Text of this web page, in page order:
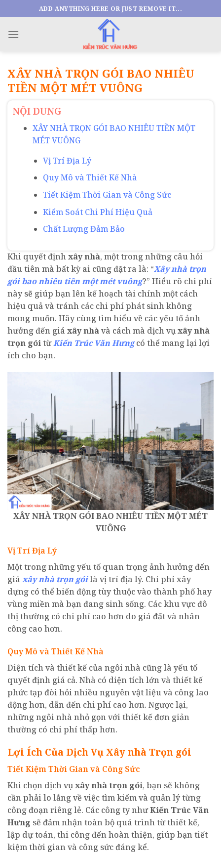
to
content
ADD ANYTHING HERE OR JUST REMOVE IT...
XÂY NHÀ TRỌN GÓI BAO NHIÊU
TIỀN MỘT MÉT VUÔNG
NỘI DUNG
XÂY NHÀ TRỌN GÓI BAO NHIÊU TIỀN MỘT
MÉT VUÔNG
Vị Trí Địa Lý
Quy Mô và Thiết Kế Nhà
Tiết Kiệm Thời Gian và Công Sức
Kiểm Soát Chi Phí Hiệu Quả
Chất Lượng Đảm Bảo
Khi quyết địnhxây nhà, một trong những câu hỏi
đầu tiên mà bất kỳ ai cũng đặt ra là: “Xây nhà trọn
gói bao nhiêu tiền một mét vuông?” Hiểu rõ chi phí
này sẽ giúp bạn lên kế hoạch tài chính một cách
hiệu quả và tránh các chi phí phát sinh không
mong muốn. Hãy cùng tìm hiểu về các yếu tố ảnh
hưởng đến giá xây nhàvà cách mà dịch vụxây nhà
trọn góitừKiến Trúc Văn Hưngcó thể mang lại lợi
ích cho bạn.
XÂY NHÀ TRỌN GÓI BAO NHIÊU TIỀN MỘT MÉT
VUÔNG
Vị Trí Địa Lý
Một trong những yếu tố quan trọng ảnh hưởng đến
giá xây nhà trọn góilà vị trí địa lý. Chi phí xây
dựng có thể biến động tùy thuộc vào thành phố hay
vùng miền mà bạn đang sinh sống. Các khu vực đô
thị thường có chi phí cao hơn do giá đất và nhân
công cao hơn.
Quy Mô và Thiết Kế Nhà
Diện tích và thiết kế của ngôi nhà cũng là yếu tố
quyết định giá cả. Nhà có diện tích lớn và thiết kế
phức tạp đòi hỏi nhiều nguyên vật liệu và công lao
động hơn, dẫn đến chi phí cao hơn. Ngược lại,
những ngôi nhà nhỏ gọn với thiết kế đơn giản
thường có chi phí thấp hơn.
Lợi Ích Của Dịch Vụ Xây nhà Trọn gói
Tiết Kiệm Thời Gian và Công Sức
Khi chọn dịch vụxây nhàtrọn gói, bạn sẽ không
cần phải lo lắng về việc tìm kiếm và quản lý từng
công đoạn riêng lẻ. Các công ty nhưKiến Trúc Văn
Hưng sẽ đảm nhận toàn bộ quá trình từ thiết kế,
lập dự toán, thi công đến hoàn thiện, giúp bạn tiết
kiệm thời gian và công sức đáng kể.